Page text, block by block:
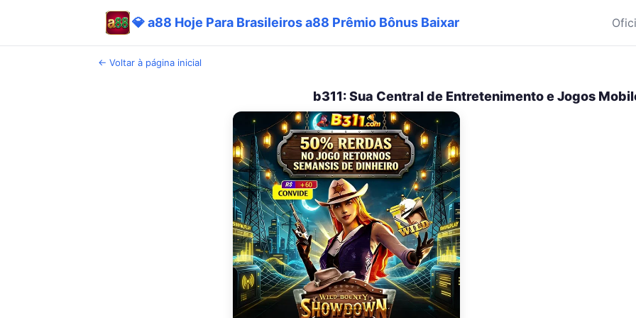
💎 a88 Hoje Para Brasileiros a88 Prêmio Bônus Baixar
← Voltar à página inicial
b311: Sua Central de Entretenimento e Jogos